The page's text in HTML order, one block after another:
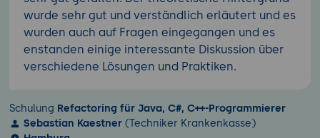
wurde sehr gut und verständlich erläutert und es
wurden auch auf Fragen eingegangen und es
enstanden einige interessante Diskussion über
verschiedene Lösungen und Praktiken.
Schulung Refactoring für Java, C#, C++-Programmierer
Sebastian Kaestner (Techniker Krankenkasse)